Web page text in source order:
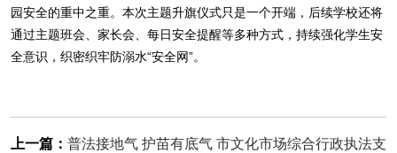
园安全的重中之重。本次主题升旗仪式只是一个开端，后续学校还将
通过主题班会、家长会、每日安全提醒等多种方式，持续强化学生安
全意识，织密织牢防溺水“安全网”。
上一篇： 普法接地气 护苗有底气 市文化市场综合行政执法支